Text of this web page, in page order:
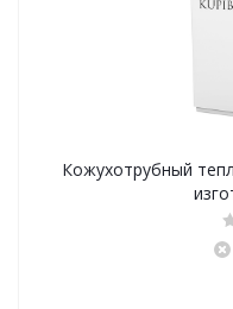
Кожухотрубный